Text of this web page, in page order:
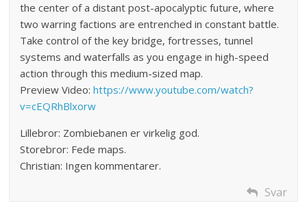
the center of a distant post-apocalyptic future, where
two warring factions are entrenched in constant battle.
Take control of the key bridge, fortresses, tunnel
systems and waterfalls as you engage in high-speed
action through this medium-sized map.
Preview Video:https://www.youtube.com/watch?
v=cEQRhBlxorw
Lillebror: Zombiebanen er virkelig god.
Storebror: Fede maps.
Christian: Ingen kommentarer.
Svar